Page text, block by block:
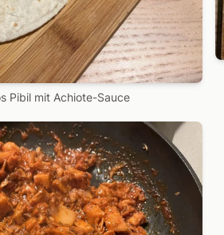
Pibil mit Achiote-Sauce